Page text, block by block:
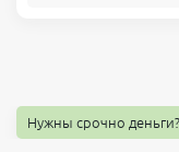
Нужны срочно деньги?